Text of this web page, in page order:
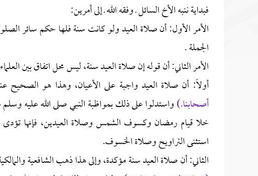
فبداية ننبه الأخ السائل ـ وفقه الله ـ إلى أمرين:
الأمر الأول: أن صلاة العيد ولو كانت سنة فلها حكم سائر
الجملة .
الأمر الثاني: أن قوله إن صلاة العيد سنة، ليس محل اتفاق بين
أولاً: أن صلاة العيد واجبة على الأعيان، وهذا هو الصحيح
أصحابنا.)واستدلوا على ذلك بمواظبة النبي صلى الله عليه
خلا قيام رمضان وكسوف الشمس وصلاة العيدين، فإنها تؤدى
استثنى التراويح وصلاة الخسوف.
الثاني: أن صلاة العيد سنة مؤكدة، وإلى هذا ذهب الشافعية